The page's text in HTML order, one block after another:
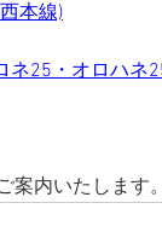
本線)
ネ25・オロハネ
案内いたします